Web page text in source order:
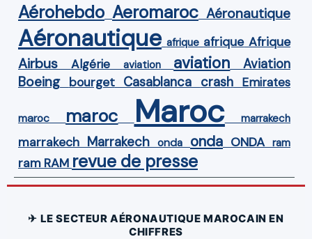
Aérohebdo Aeromaroc Aéronautique
Aéronautique afrique afrique Afrique
Airbus Algérie aviation aviation Aviation
Boeing bourget Casablanca crash Emirates
maroc maroc Maroc marrakech
marrakech Marrakech onda onda ONDA ram
ram RAM revue de presse
✈ LE SECTEUR AÉRONAUTIQUE MAROCAIN EN
CHIFFRES